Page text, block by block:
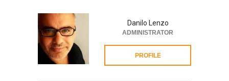
Danilo Lenzo
ADMINISTRATOR
PROFILE